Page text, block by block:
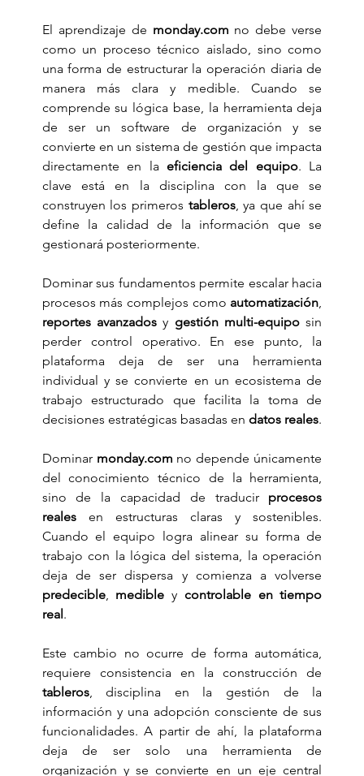
El aprendizaje de monday.com no debe verse
como un proceso técnico aislado, sino como
una forma de estructurar la operación diaria de
manera más clara y medible. Cuando se
comprende su lógica base, la herramienta deja
de ser un software de organización y se
convierte en un sistema de gestión que impacta
directamente en la eficiencia del equipo. La
clave está en la disciplina con la que se
construyen los primeros tableros, ya que ahí se
define la calidad de la información que se
gestionará posteriormente.
Dominar sus fundamentos permite escalar hacia
procesos más complejos como automatización
reportes avanzados y gestión multi-equipo sin
perder control operativo. En ese punto, la
plataforma deja de ser una herramienta
individual y se convierte en un ecosistema de
trabajo estructurado que facilita la toma de
decisiones estratégicas basadas en datos reales.
Dominar monday.com no depende únicamente
del conocimiento técnico de la herramienta,
sino de la capacidad de traducir procesos
reales en estructuras claras y sostenibles.
Cuando el equipo logra alinear su forma de
trabajo con la lógica del sistema, la operación
predecible, medible y controlable en tiempo
real .
Este cambio no ocurre de forma automática,
tableros, disciplina en la gestión de la
información y una adopción consciente de sus
funcionalidades. A partir de ahí, la plataforma
deja de ser solo una herramienta de
organización y se convierte en un eje central